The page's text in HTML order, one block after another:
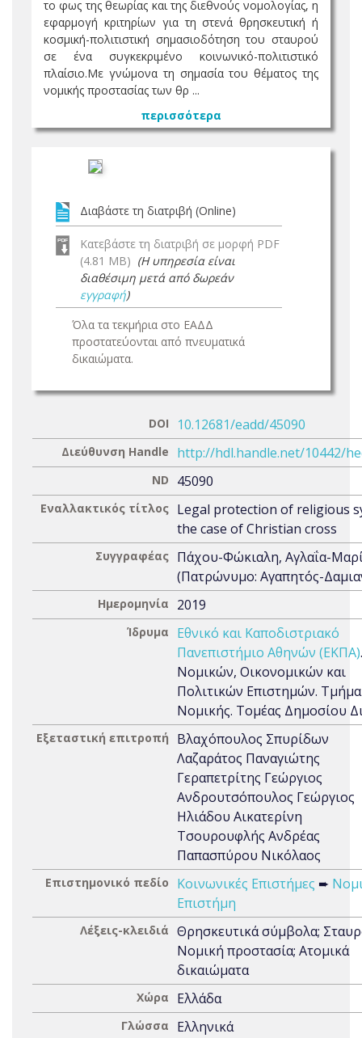
το φως της θεωρίας και της διεθνούς νομολογίας, η
εφαρμογή κριτηρίων για τη στενά θρησκευτική ή
κοσμική-πολιτιστική σημασιοδότηση του σταυρού
σε ένα συγκεκριμένο κοινωνικό-πολιτιστικό
πλαίσιο.Με γνώμονα τη σημασία του θέματος της
νομικής προστασίας των θρ ...
περισσότερα
Διαβάστε τη διατριβή (Online)
Κατεβάστε τη διατριβή σε μορφή PDF
(4.81 MB) (Η υπηρεσία είναι
διαθέσιμη μετά από δωρεάν
εγγραφή)
Όλα τα τεκμήρια στο ΕΑΔΔ
προστατεύονται από πνευματικά
δικαιώματα.
DOI 10.12681/eadd/45090
Διεύθυνση Handle http://hdl.handle.net/10442/
ND 45090
Εναλλακτικός τίτλος Legal protection of religious
the case of Christian cross
Συγγραφέας Πάχου-Φώκιαλη, Αγλαΐα-
(Πατρώνυμο: Αγαπητός-
Ημερομηνία 2019
Ίδρυμα
Εθνικό και Καποδιστριακό
Πανεπιστήμιο Αθηνών (ΕΚΠΑ)
Νομικών, Οικονομικών και
Πολιτικών Επιστημών. Τμήμα
Νομικής. Τομέας Δημοσίου
Εξεταστική επιτροπή
Βλαχόπουλος Σπυρίδων
Λαζαράτος Παναγιώτης
Γεραπετρίτης Γεώργιος
Ανδρουτσόπουλος Γεώργιος
Ηλιάδου Αικατερίνη
Τσουρουφλής Ανδρέας
Παπασπύρου Νικόλαος
Επιστημονικό πεδίο Κοινωνικές Επιστήμες ➨
Επιστήμη
Λέξεις-κλειδιά Θρησκευτικά σύμβολα;
Νομική προστασία; Ατομικά
δικαιώματα
Χώρα Ελλάδα
Γλώσσα Ελληνικά